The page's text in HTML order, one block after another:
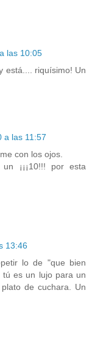
las 10:05
está.... riquísimo! Un
a las 11:57
con los ojos.
¡¡¡10!!! por esta
13:46
lo de "que bien
tú es un lujo para un
de cuchara. Un